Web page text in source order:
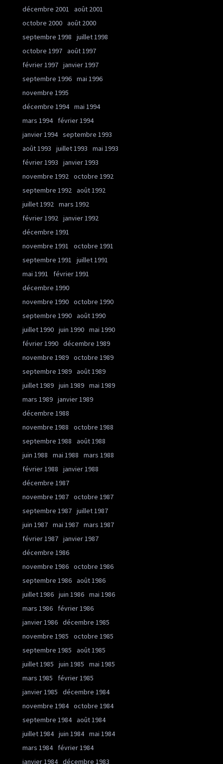
décembre 2001
août 2001
octobre 2000 août 2000
septembre 1998
juillet 1998
octobre 1997 août 1997
février 1997 janvier 1997
septembre 1996 mai 1996
novembre 1995
décembre 1994 mai 1994
mars 1994
février 1994
janvier 1994 septembre 1993
août 1993
juillet 1993
mai 1993
février 1993
janvier 1993
novembre 1992 octobre 1992
septembre 1992 août 1992
juillet 1992 mars 1992
février 1992 janvier 1992
décembre 1991
novembre 1991
octobre 1991
septembre 1991
juillet 1991
mai 1991
février 1991
décembre 1990
novembre 1990 octobre 1990
septembre 1990 août 1990
juillet 1990 juin 1990 mai 1990
février 1990 décembre 1989
novembre 1989 octobre 1989
septembre 1989 août 1989
juillet 1989 juin 1989 mai 1989
mars 1989 janvier 1989
décembre 1988
novembre 1988
octobre 1988
septembre 1988
août 1988
juin 1988
mai 1988
mars 1988
février 1988
janvier 1988
décembre 1987
novembre 1987 octobre 1987
septembre 1987 juillet 1987
juin 1987 mai 1987 mars 1987
février 1987 janvier 1987
décembre 1986
novembre 1986 octobre 1986
septembre 1986 août 1986
juillet 1986 juin 1986 mai 1986
mars 1986
février 1986
janvier 1986 décembre 1985
novembre 1985
octobre 1985
septembre 1985
août 1985
juillet 1985
juin 1985
mai 1985
mars 1985
février 1985
janvier 1985
décembre 1984
novembre 1984 octobre 1984
septembre 1984 août 1984
juillet 1984 juin 1984 mai 1984
mars 1984
février 1984
janvier 1984 décembre 1983